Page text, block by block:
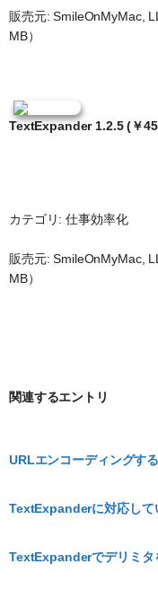
販売元: SmileOnMyMac,
MB）
TextExpander 1.2.5 (￥
カテゴリ: 仕事効率化
販売元: SmileOnMyMac,
MB）
関連するエントリ